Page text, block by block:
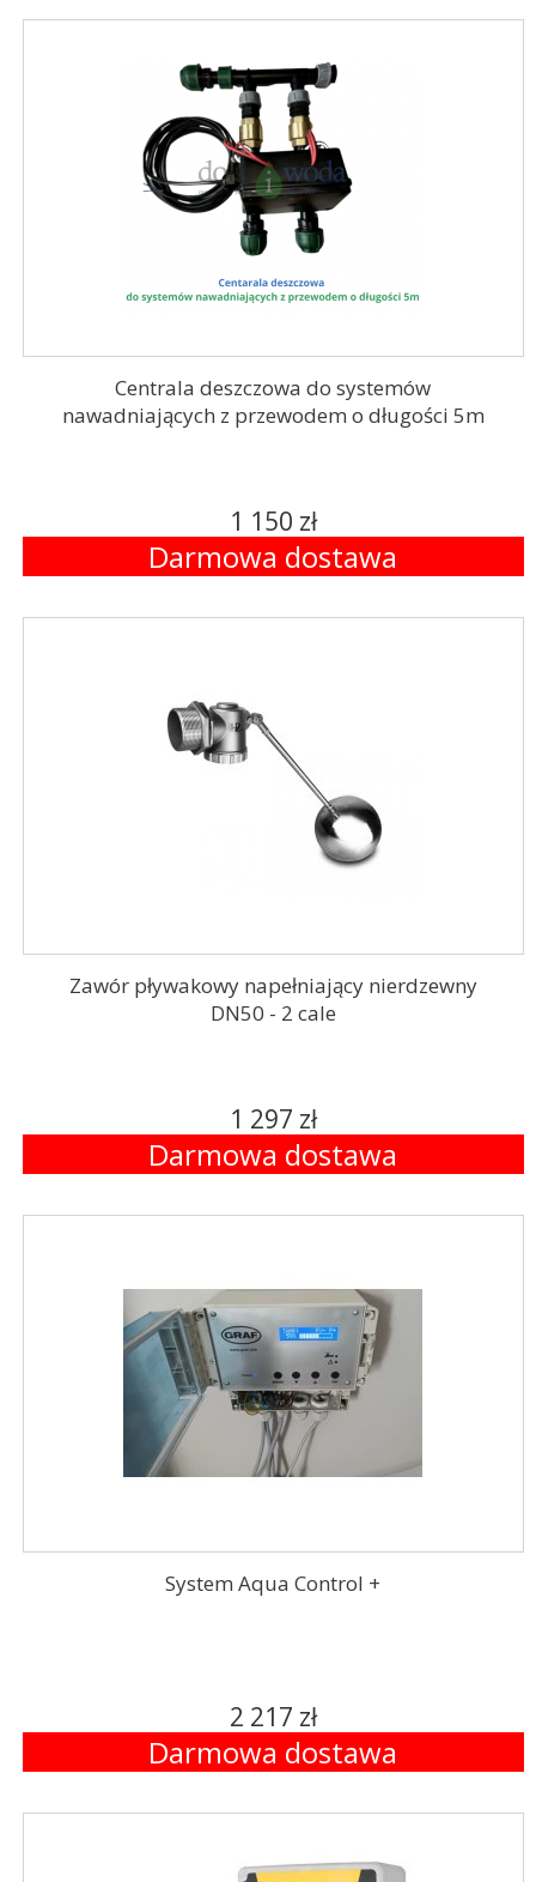
Centrala deszczowa do systemów
nawadniających z przewodem o długości 5m
1 150 zł
Darmowa dostawa
Zawór pływakowy napełniający nierdzewny
DN50 - 2 cale
1 297 zł
Darmowa dostawa
System Aqua Control +
2 217 zł
Darmowa dostawa